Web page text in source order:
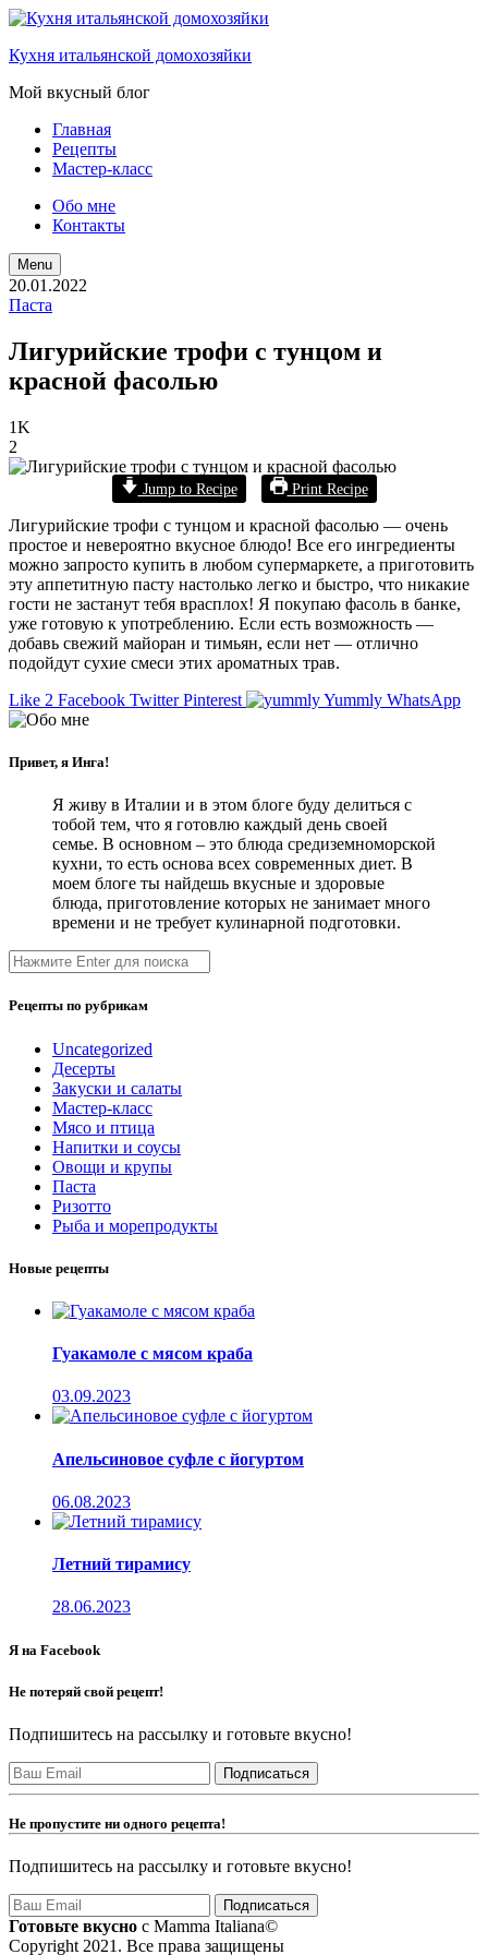
Кухня итальянской домохозяйки
Мой вкусный блог
Главная
Рецепты
Мастер-класс
Обо мне
Контакты
Поиск
Menu
20.01.2022
Паста
Лигурийские трофи с тунцом и
красной фасолью
1K
2
Jump to Recipe Print Recipe
Лигурийские трофи с тунцом и красной фасолью — очень
простое и невероятно вкусное блюдо! Все его ингредиенты
можно запросто купить в любом супермаркете, а приготовить
эту аппетитную пасту настолько легко и быстро, что никакие
гости не застанут тебя врасплох! Я покупаю фасоль в банке,
уже готовую к употреблению. Если есть возможность —
добавь свежий майоран и тимьян, если нет — отлично
подойдут сухие смеси этих ароматных трав.
Like 2 Facebook Twitter Pinterest Yummly WhatsApp
Привет, я Инга!
Я живу в Италии и в этом блоге буду делиться с
тобой тем, что я готовлю каждый день своей
семье. В основном – это блюда средиземноморской
кухни, то есть основа всех современных диет. В
моем блоге ты найдешь вкусные и здоровые
блюда, приготовление которых не занимает много
времени и не требует кулинарной подготовки.
Рецепты по рубрикам
Uncategorized
Десерты
Закуски и салаты
Мастер-класс
Мясо и птица
Напитки и соусы
Овощи и крупы
Паста
Ризотто
Рыба и морепродукты
Новые рецепты
Гуакамоле с мясом краба
03.09.2023
Апельсиновое суфле с йогуртом
06.08.2023
Летний тирамису
28.06.2023
Я на Facebook
Не потеряй свой рецепт!
Подпишитесь на рассылку и готовьте вкусно!
Не пропустите ни одного рецепта!
Подпишитесь на рассылку и готовьте вкусно!
Готовьте вкусно с Mamma Italiana©
Copyright 2021. Все права защищены